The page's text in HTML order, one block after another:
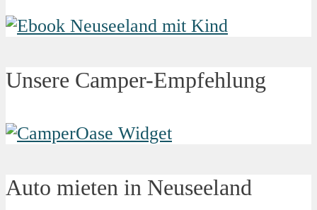
Unsere Camper-Empfehlung
Auto mieten in Neuseeland